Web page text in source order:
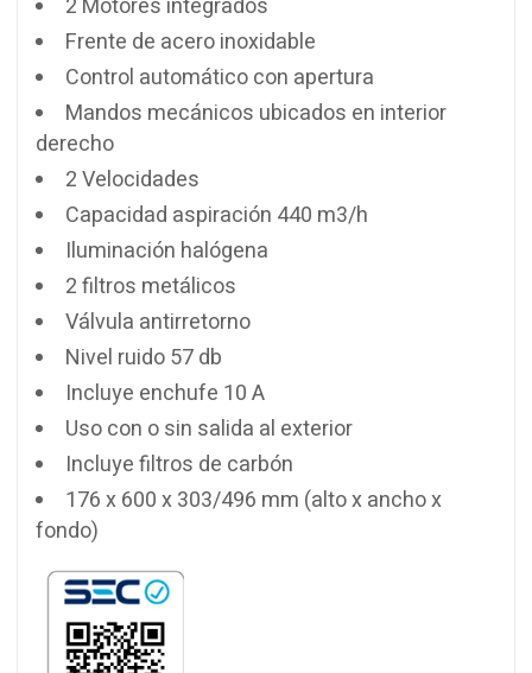
Frente de acero inoxidable
Control automático con apertura
Mandos mecánicos ubicados en interior
derecho
2 Velocidades
Capacidad aspiración 440 m3/h
Iluminación halógena
2 filtros metálicos
Válvula antirretorno
Nivel ruido 57 db
Incluye enchufe 10 A
Uso con o sin salida al exterior
Incluye filtros de carbón
176 x 600 x 303/496 mm (alto x ancho x
fondo)